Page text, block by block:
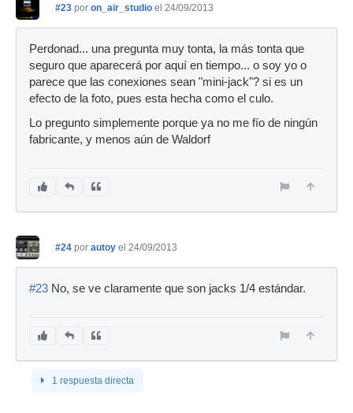
#23 por on_air_studio el 24/09/2013
Perdonad... una pregunta muy tonta, la más tonta que
seguro que aparecerá por aquí en tiempo... o soy yo o
parece que las conexiones sean "mini-jack"? si es un
efecto de la foto, pues esta hecha como el culo.
Lo pregunto simplemente porque ya no me fío de ningún
fabricante, y menos aún de Waldorf
#24 por autoy el 24/09/2013
#23 No, se ve claramente que son jacks 1/4 estándar.
1 respuesta directa